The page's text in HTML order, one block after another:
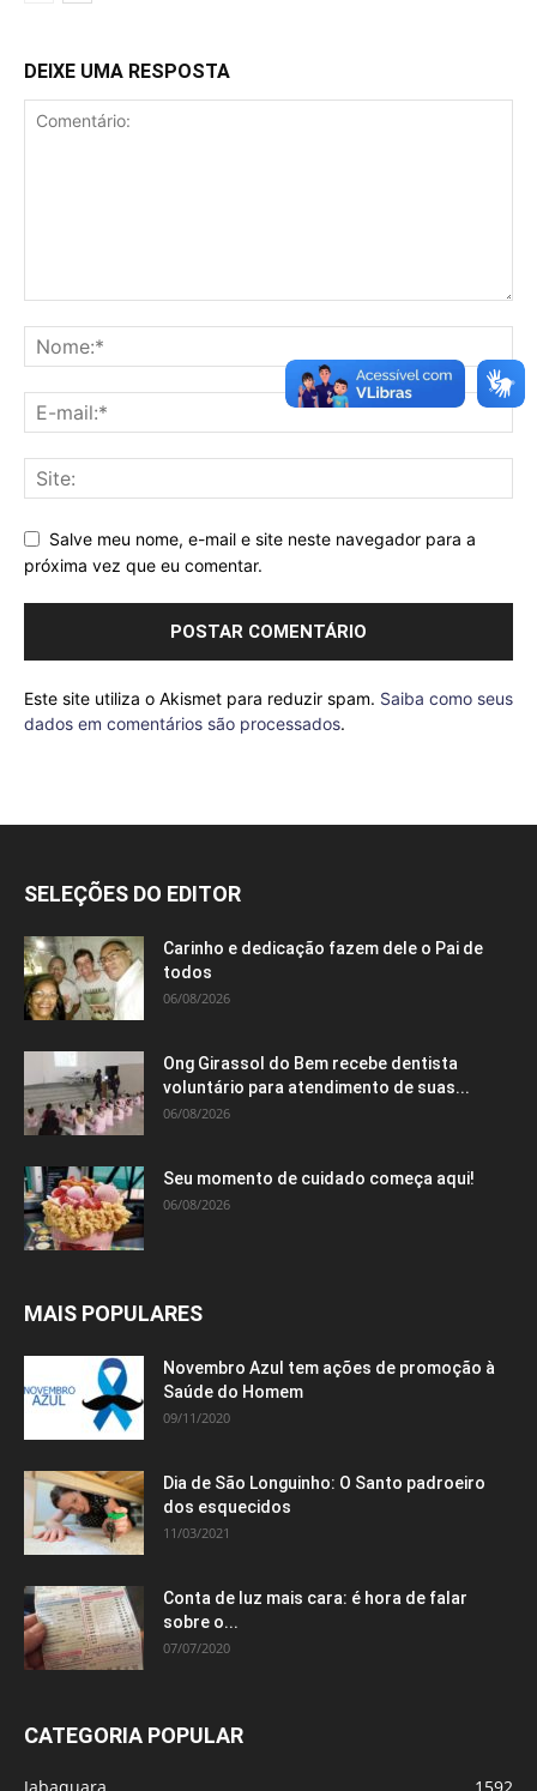
DEIXE UMA RESPOSTA
Salve meu nome, e-mail e site neste navegador para a
próxima vez que eu comentar.
Este site utiliza o Akismet para reduzir spam. Saiba como seus
dados em comentários são processados.
SELEÇÕES DO EDITOR
Carinho e dedicação fazem dele o Pai de
todos
06/08/2026
Ong Girassol do Bem recebe dentista
voluntário para atendimento de suas...
06/08/2026
Seu momento de cuidado começa aqui!
06/08/2026
MAIS POPULARES
Novembro Azul tem ações de promoção à
Saúde do Homem
09/11/2020
Dia de São Longuinho: O Santo padroeiro
dos esquecidos
11/03/2021
Conta de luz mais cara: é hora de falar
sobre o...
07/07/2020
CATEGORIA POPULAR